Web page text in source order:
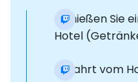
Genießen Sie
Hotel
Abfahrt vom